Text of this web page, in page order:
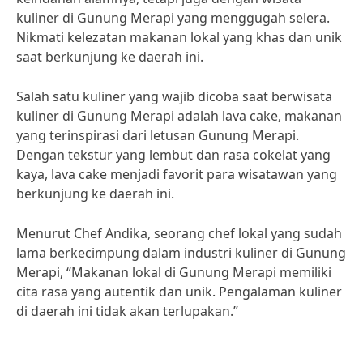
kuliner di Gunung Merapi yang menggugah selera.
Nikmati kelezatan makanan lokal yang khas dan unik
saat berkunjung ke daerah ini.
Salah satu kuliner yang wajib dicoba saat berwisata
kuliner di Gunung Merapi adalah lava cake, makanan
yang terinspirasi dari letusan Gunung Merapi.
Dengan tekstur yang lembut dan rasa cokelat yang
kaya, lava cake menjadi favorit para wisatawan yang
berkunjung ke daerah ini.
Menurut Chef Andika, seorang chef lokal yang sudah
lama berkecimpung dalam industri kuliner di Gunung
Merapi, “Makanan lokal di Gunung Merapi memiliki
cita rasa yang autentik dan unik. Pengalaman kuliner
di daerah ini tidak akan terlupakan.”